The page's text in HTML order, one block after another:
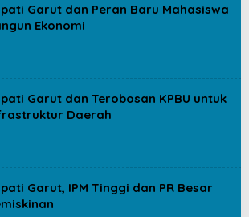
Garut dan Peran Baru Mahasiswa
Ekonomi
Garut dan Terobosan KPBU untuk
Daerah
Garut, IPM Tinggi dan PR Besar